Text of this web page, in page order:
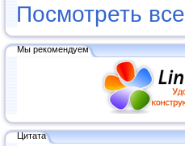
Посмотреть все
Мы рекомендуем
Цитата